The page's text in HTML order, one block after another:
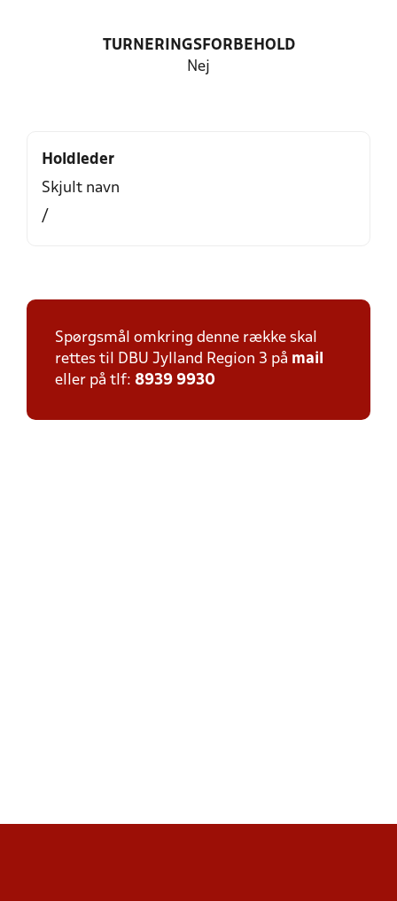
TURNERINGSFORBEHOLD
Nej
Holdleder
Skjult navn
/
Spørgsmål omkring denne række skal
rettes til DBU Jylland Region 3 på mail
eller på tlf: 8939 9930